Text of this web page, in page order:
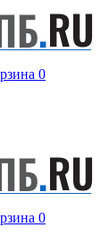
0
0